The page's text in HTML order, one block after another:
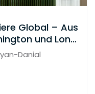
Global – Aus
und Lond
Danial